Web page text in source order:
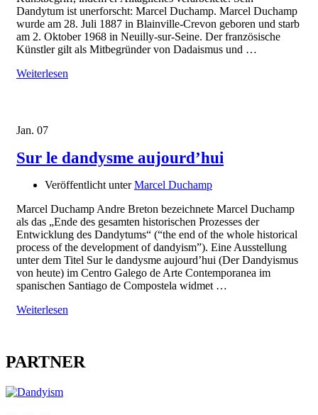
Dandytum ist unerforscht: Marcel Duchamp. Marcel Duchamp
wurde am 28. Juli 1887 in Blainville-Crevon geboren und starb
am 2. Oktober 1968 in Neuilly-sur-Seine. Der französische
Künstler gilt als Mitbegründer von Dadaismus und …
Weiterlesen
Jan. 07
Sur le dandysme aujourd’hui
Veröffentlicht unterMarcel Duchamp
Marcel Duchamp Andre Breton bezeichnete Marcel Duchamp
als das „Ende des gesamten historischen Prozesses der
Entwicklung des Dandytums“ (“the end of the whole historical
process of the development of dandyism”). Eine Ausstellung
unter dem Titel Sur le dandysme aujourd’hui (Der Dandyismus
von heute) im Centro Galego de Arte Contemporanea im
spanischen Santiago de Compostela widmet …
Weiterlesen
PARTNER